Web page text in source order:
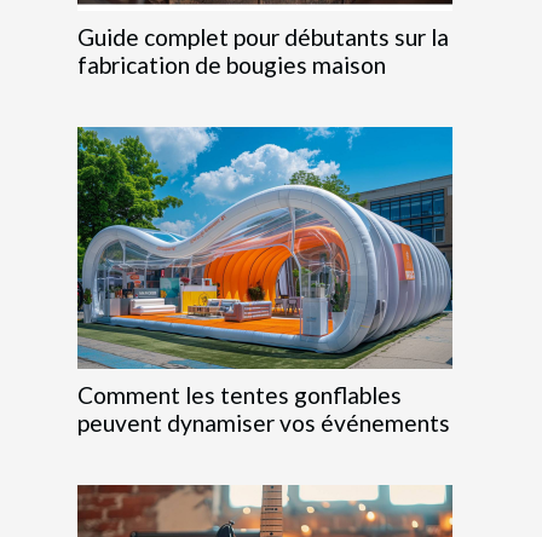
Guide complet pour débutants sur la
fabrication de bougies maison
Comment les tentes gonflables
peuvent dynamiser vos événements